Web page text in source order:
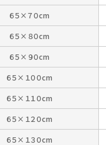
６５×７０cm
６５×８０cm
６５×９０cm
６５×１００cm
６５×１１０cm
６５×１２０cm
６５×１３０cm